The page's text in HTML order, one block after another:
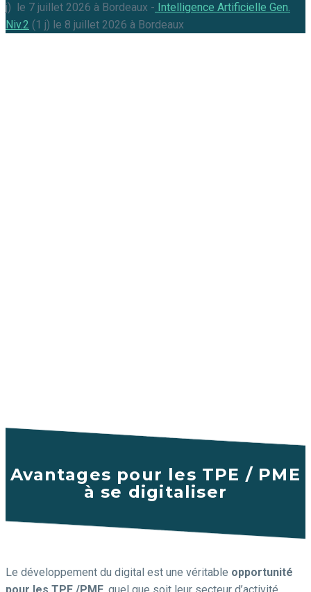
j) le 7 juillet 2026 à Bordeaux - Intelligence Artificielle Gen.
Niv.2 (1 j) le 8 juillet 2026 à Bordeaux
Avantages pour les TPE / PME
à se digitaliser
Le développement du digital est une véritable opportunité